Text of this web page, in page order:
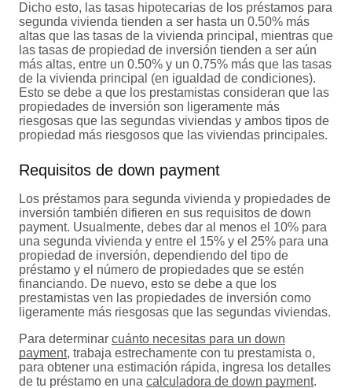
Dicho esto, las tasas hipotecarias de los préstamos para
segunda vivienda tienden a ser hasta un 0.50% más
altas que las tasas de la vivienda principal, mientras que
las tasas de propiedad de inversión tienden a ser aún
más altas, entre un 0.50% y un 0.75% más que las tasas
de la vivienda principal (en igualdad de condiciones).
Esto se debe a que los prestamistas consideran que las
propiedades de inversión son ligeramente más
riesgosas que las segundas viviendas y ambos tipos de
propiedad más riesgosos que las viviendas principales.
Requisitos de down payment
Los préstamos para segunda vivienda y propiedades de
inversión también difieren en sus requisitos de down
payment. Usualmente, debes dar al menos el 10% para
una segunda vivienda y entre el 15% y el 25% para una
propiedad de inversión, dependiendo del tipo de
préstamo y el número de propiedades que se estén
financiando. De nuevo, esto se debe a que los
prestamistas ven las propiedades de inversión como
ligeramente más riesgosas que las segundas viviendas.
Para determinar cuánto necesitas para un down
payment, trabaja estrechamente con tu prestamista o,
para obtener una estimación rápida, ingresa los detalles
de tu préstamo en una calculadora de down payment.